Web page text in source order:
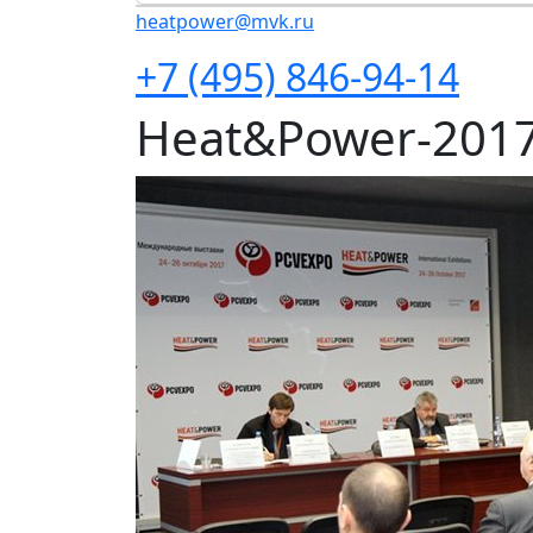
heatpower@mvk.ru
+7 (495) 846-94-14
Heat&Power-